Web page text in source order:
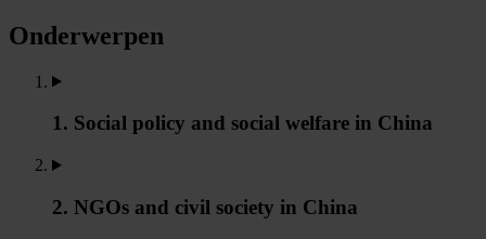
Onderwerpen
1. Social policy and social welfare in China
2. NGOs and civil society in China